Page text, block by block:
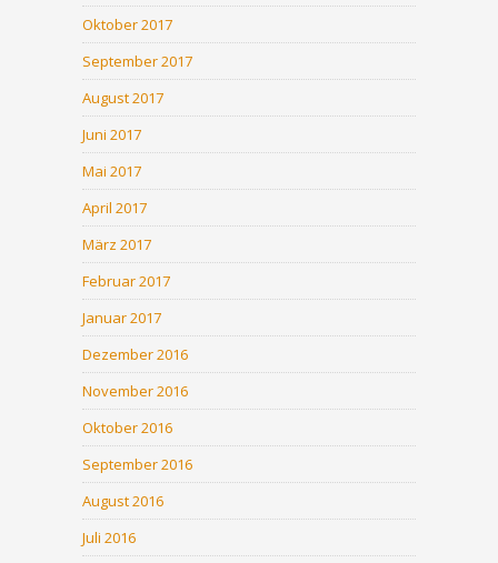
Oktober 2017
September 2017
August 2017
Juni 2017
Mai 2017
April 2017
März 2017
Februar 2017
Januar 2017
Dezember 2016
November 2016
Oktober 2016
September 2016
August 2016
Juli 2016